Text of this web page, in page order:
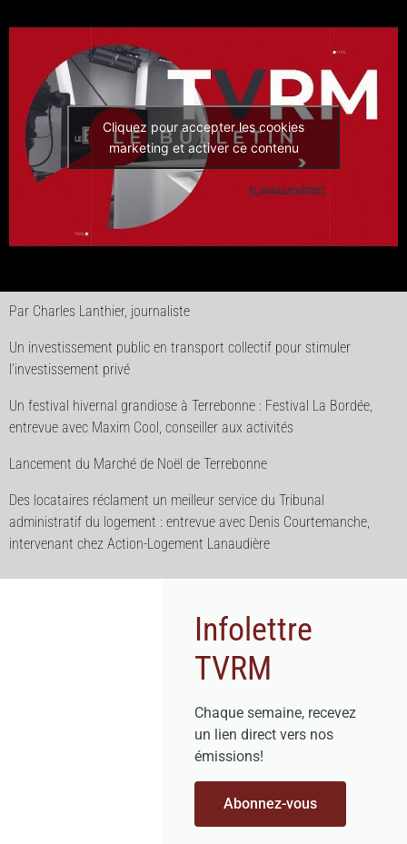
Cliquez pour accepter les cookies
marketing et activer ce contenu
Par Charles Lanthier, journaliste
Un investissement public en transport collectif pour stimuler
l’investissement privé
Un festival hivernal grandiose à Terrebonne : Festival La Bordée,
entrevue avec Maxim Cool, conseiller aux activités
Lancement du Marché de Noël de Terrebonne
Des locataires réclament un meilleur service du Tribunal
administratif du logement : entrevue avec Denis Courtemanche,
intervenant chez Action-Logement Lanaudière
Infolettre
TVRM
Chaque semaine, recevez
un lien direct vers nos
émissions!
Abonnez-vous